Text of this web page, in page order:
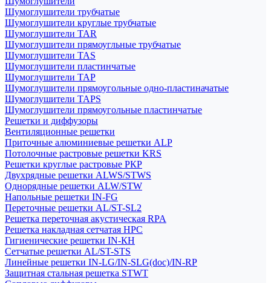
Шумоглушители трубчатые
Шумоглушители круглые трубчатые
Шумоглушители TAR
Шумоглушители прямоугльные трубчатые
Шумоглушители TAS
Шумоглушители пластинчатые
Шумоглушители TAP
Шумоглушители прямоугольные одно-пластиначатые
Шумоглушители TAPS
Шумоглушители прямоугольные пластинчатые
Решетки и диффузоры
Вентиляционные решетки
Приточные алюминиевые решетки ALP
Потолочные растровые решетки KRS
Решетки круглые растровые РКР
Двухрядные решетки ALWS/STWS
Однорядные решетки ALW/STW
Напольные решетки IN-FG
Переточные решетки AL/ST-SL2
Решетка переточная акустическая RPA
Решетка накладная сетчатая НРС
Гигиенические решетки IN-КН
Сетчатые решетки AL/ST-STS
Линейные решетки IN-LG/IN-SLG(doc)/IN-RP
Защитная стальная решетка STWT